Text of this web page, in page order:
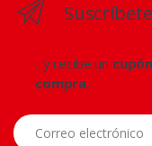
...y recibe un
compra.
Correo electrónico